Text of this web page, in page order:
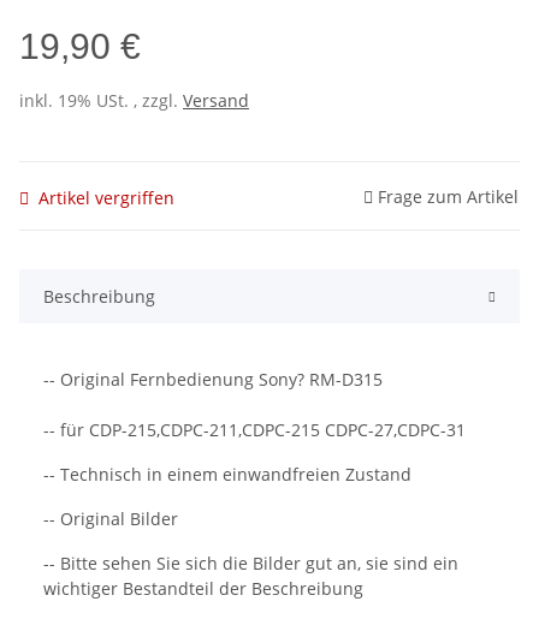
19,90 €
inkl. 19% USt. , zzgl. Versand
Artikel vergriffen Frage zum Artikel
Beschreibung
-- Original Fernbedienung Sony? RM-D315
-- für CDP-215,CDPC-211,CDPC-215 CDPC-27,CDPC-31
-- Technisch in einem einwandfreien Zustand
-- Original Bilder
-- Bitte sehen Sie sich die Bilder gut an, sie sind ein
wichtiger Bestandteil der Beschreibung